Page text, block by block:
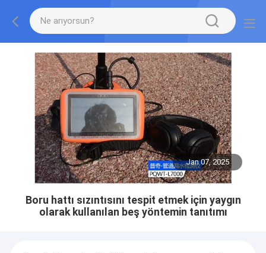
Jan 07, 2025
Boru hattı sızıntısını tespit etmek için yaygın
olarak kullanılan beş yöntemin tanıtımı